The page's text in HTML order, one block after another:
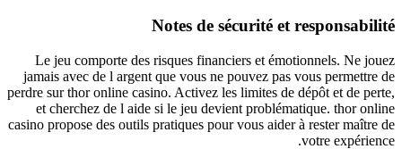
Notes de sécurité et responsabilité
Le jeu comporte des risques financiers et émotionnels. Ne jouez
jamais avec de l argent que vous ne pouvez pas vous permettre de
perdre sur thor online casino. Activez les limites de dépôt et de perte,
et cherchez de l aide si le jeu devient problématique. thor online
casino propose des outils pratiques pour vous aider à rester maître de
votre expérience.